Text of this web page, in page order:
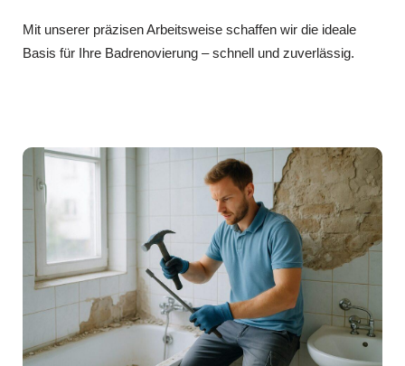
Mit unserer präzisen Arbeitsweise schaffen wir die ideale
Basis für Ihre Badrenovierung – schnell und zuverlässig.